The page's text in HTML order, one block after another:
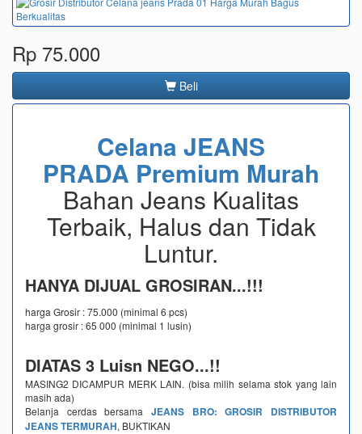
Rp 75.000
Beli
Celana JEANS
PRADA Premium Murah
Bahan Jeans Kualitas
Terbaik, Halus dan Tidak
Luntur.
HANYA DIJUAL GROSIRAN...!!!
harga Grosir : 75.000 (minimal 6 pcs)
harga grosir : 65 000 (minimal 1 lusin)
DIATAS 3 Luisn NEGO...!!
MASING2 DICAMPUR MERK LAIN. (bisa milih selama stok yang lain
masih ada)
Belanja cerdas bersama JEANS BRO: GROSIR DISTRIBUTOR
JEANS TERMURAH, BUKTIKAN